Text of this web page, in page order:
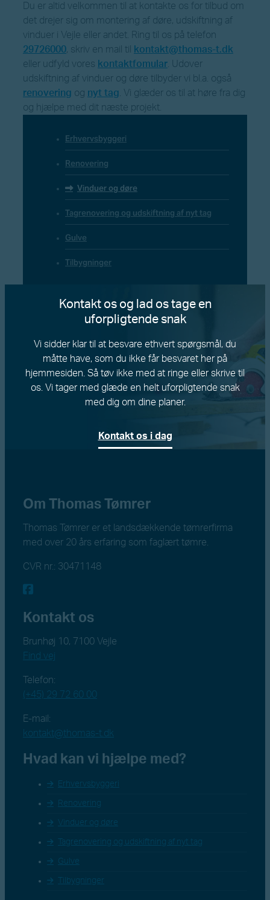
Du er altid velkommen til at kontakte os for tilbud om
det drejer sig om montering af døre, udskiftning af
vinduer i Vejle eller andet. Ring til os på telefon
29726000, skriv en mail til
kontakt@thomas-t.dk
eller udfyld vores kontaktfomular . Udover
udskiftning af vinduer og døre tilbyder vi bl.a. også
renovering og nyt tag . Vi glæder os til at høre fra dig
og hjælpe med dit næste projekt.
Erhvervsbyggeri
Renovering
Vinduer og døre
Tagrenovering og udskiftning af nyt tag
Gulve
Tilbygninger
Kontakt os og lad os tage en
uforpligtende snak
Vi sidder klar til at besvare ethvert spørgsmål, du
måtte have, som du ikke får besvaret her på
hjemmesiden. Så tøv ikke med at ringe eller skrive til
os. Vi tager med glæde en helt uforpligtende snak
med dig om dine planer.
Kontakt os i dag
Om Thomas Tømrer
Thomas Tømrer er et landsdækkende tømrerfirma
med over 20 års erfaring som faglært tømre.
CVR nr.: 30471148
Kontakt os
Brunhøj 10, 7100 Vejle
Find vej
Telefon:
(+45) 29 72 60 00
E-mail:
kontakt@thomas-t.dk
Hvad kan vi hjælpe med?
Erhvervsbyggeri
Renovering
Vinduer og døre
Tagrenovering og udskiftning af nyt tag
Gulve
Tilbygninger